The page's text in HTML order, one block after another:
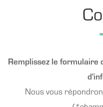
Remplissez le formulaire
Nous vous